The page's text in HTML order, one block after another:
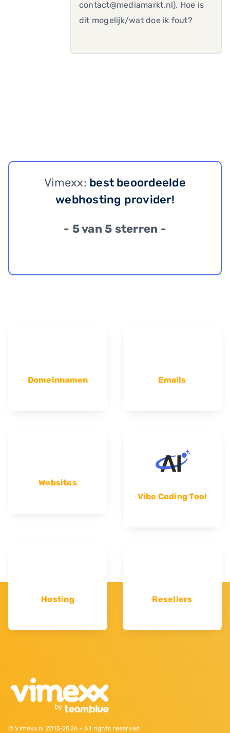
contact@mediamarkt.nl). Hoe is
dit mogelijk/wat doe ik fout?
Vimexx: best beoordeelde
webhosting provider!
- 5 van 5 sterren -
Domeinnamen Emails
Websites
Vibe Coding Tool
Hosting Resellers
© Vimexx.nl 2015‐2026 - All rights reserved